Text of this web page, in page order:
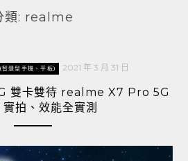
類: realme
智慧型手機、平板) 2021 年 3 月 31 日
雙卡雙待 realme X7 Pro 5G
拍、效能全實測